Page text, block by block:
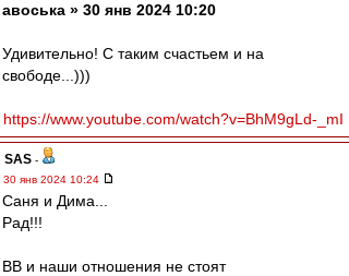
авоська » 30 янв 2024 10:20
Удивительно! С таким счастьем и на
свободе...)))
https://www.youtube.com/watch?v=BhM9gLd-_mI
SAS -
30 янв 2024 10:24
Саня и Дима...
Рад!!!
ВВ и наши отношения не стоят